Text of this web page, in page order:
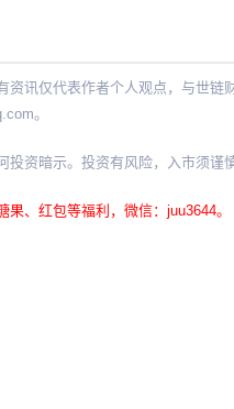
资讯仅代表作者个人观点，与世
。
投资暗示。投资有风险，入市须谨
、红包等福利，微信：juu3644。